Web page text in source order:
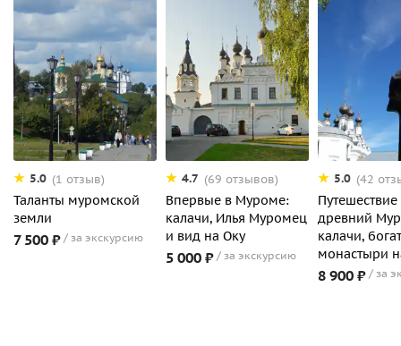
5.0 (1 отзыв)
Таланты муромской
земли
7 500 ₽ за экскурсию
4.7 (69 отзывов)
Впервые в Муроме:
калачи, Илья Муромец
и вид на Оку
5 000 ₽ за экскурсию
5.0 (42
Путешествие
древний
калачи,
монастыри
8 900 ₽ за